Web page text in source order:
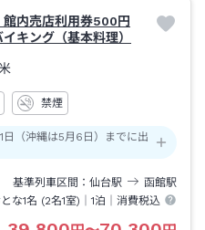
館内売店利用券500円
キング（基本料理）
禁煙
（沖縄は5月6日）までに出
基準列車区間 仙台駅 函館駅
な1名 (2名1室)｜1泊 ｜消費税込